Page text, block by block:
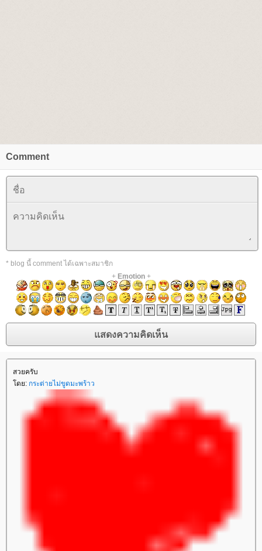
Comment
* blog นี้ comment ได้เฉพาะสมาชิก
+ Emotion+
สวยครับ
ดย: กระต่ายไม่ขูดมะพร้าว